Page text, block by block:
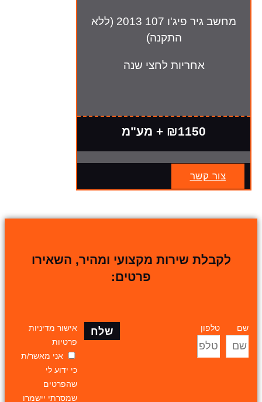
מחשב גיר פיג'ו 107 2013 (ללא
התקנה)
אחריות לחצי שנה
₪1150 + מע"מ
צור קשר
לקבלת שירות מקצועי ומהיר, השאירו
פרטים:
שם טלפון
אישור מדיניות
פרטיות
אני מאשר/ת
כי ידוע לי
שהפרטים
שמסרתי יישמרו
שלח